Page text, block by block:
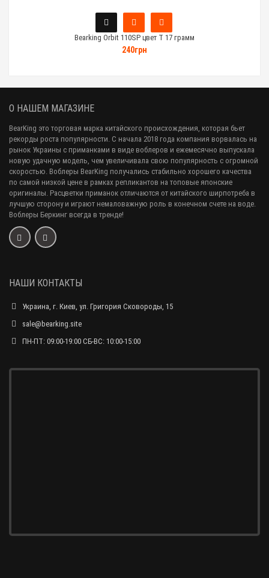
Bearking Orbit 110SP цвет T 17 грамм
240грн
О НАШЕМ МАГАЗИНЕ
BearKing это торговая марка китайского происхождения, которая бьет
рекорды роста популярности. С начала 2018 года компания ворвалась на
рынок Украины с приманками в виде воблеров и ежемесячно выпускала
новую удачную модель, чем увеличивала свою популярность с огромной
скоростью. Воблеры BearKing получались стабильно хорошего качества
по самой низкой цене в рамках репликантов на топовые японские
оригиналы. Расцветки приманок отличаются от китайского ширпотреба в
лучшую сторону и играют немаловажную роль в конечном счете на воде.
Воблеры Беркинг всегда в тренде!
НАШИ КОНТАКТЫ
Украина, г. Киев, ул. Григория Сковороды, 15
sale@bearking.site
ПН-ПТ: 09:00-19:00 СБ-ВС: 10:00-15:00